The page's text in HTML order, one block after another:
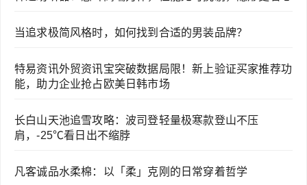
当追求极简风格时，如何找到合适的男装品牌？
特易资讯外贸资讯宝突破数据局限！新上验证买家推荐功
能，助力企业抢占欧美日韩市场
长白山天池追雪攻略：波司登轻量极寒款登山不压
肩，-25℃看日出不缩脖
凡客诚品水柔棉：以「柔」克刚的日常穿着哲学